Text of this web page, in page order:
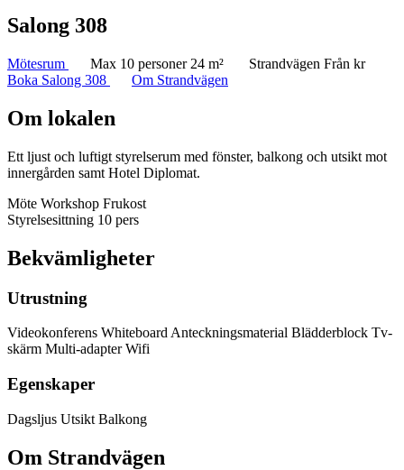
Salong 308
Mötesrum Max 10 personer 24 m² Strandvägen Från kr
Boka Salong 308
Om Strandvägen
Om lokalen
Ett ljust och luftigt styrelserum med fönster, balkong och utsikt mot
innergården samt Hotel Diplomat.
Möte Workshop Frukost
Styrelsesittning 10 pers
Bekvämligheter
Utrustning
Videokonferens Whiteboard Anteckningsmaterial Blädderblock Tv-
skärm Multi-adapterWifi
Egenskaper
Dagsljus Utsikt Balkong
Om Strandvägen